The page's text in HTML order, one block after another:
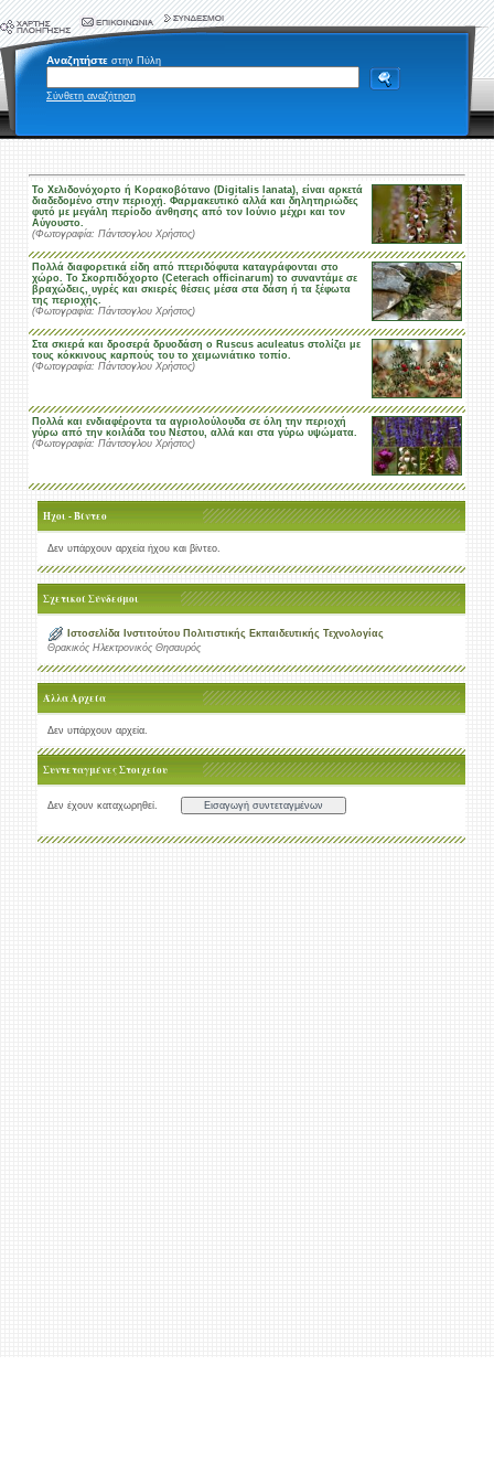
Αναζητήστε στην Πύλη
Σύνθετη αναζήτηση
Το Χελιδονόχορτο ή Κορακοβότανο (Digitalis lanata), είναι αρκετά
διαδεδομένο στην περιοχή. Φαρμακευτικό αλλά και δηλητηριώδες
φυτό με μεγάλη περίοδο άνθησης από τον Ιούνιο μέχρι και τον
Αύγουστο.
(Φωτογραφία: Πάντσογλου Χρήστος)
Πολλά διαφορετικά είδη από πτεριδόφυτα καταγράφονται στο
χώρο. Το Σκορπιδόχορτο (Ceterach officinarum) το συναντάμε σε
βραχώδεις, υγρές και σκιερές θέσεις μέσα στα δάση ή τα ξέφωτα
της περιοχής.
(Φωτογραφία: Πάντσογλου Χρήστος)
Στα σκιερά και δροσερά δρυοδάση ο Ruscus aculeatus στολίζει με
τους κόκκινους καρπούς του το χειμωνιάτικο τοπίο.
(Φωτογραφία: Πάντσογλου Χρήστος)
Πολλά και ενδιαφέροντα τα αγριολούλουδα σε όλη την περιοχή
γύρω από την κοιλάδα του Νέστου, αλλά και στα γύρω υψώματα.
(Φωτογραφία: Πάντσογλου Χρήστος)
Ήχοι - Βίντεο
Δεν υπάρχουν αρχεία ήχου και βίντεο.
Σχετικοί Σύνδεσμοι
Ιστοσελίδα Ινστιτούτου Πολιτιστικής Εκπαιδευτικής Τεχνολογίας
Θρακικός Ηλεκτρονικός Θησαυρός
Άλλα Αρχεία
Δεν υπάρχουν αρχεία.
Συντεταγμένες Στοιχείου
Δεν έχουν καταχωρηθεί.